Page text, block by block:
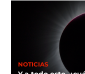
NOTICIAS